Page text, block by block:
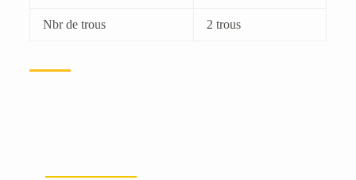
Nbr de trous 2 trous